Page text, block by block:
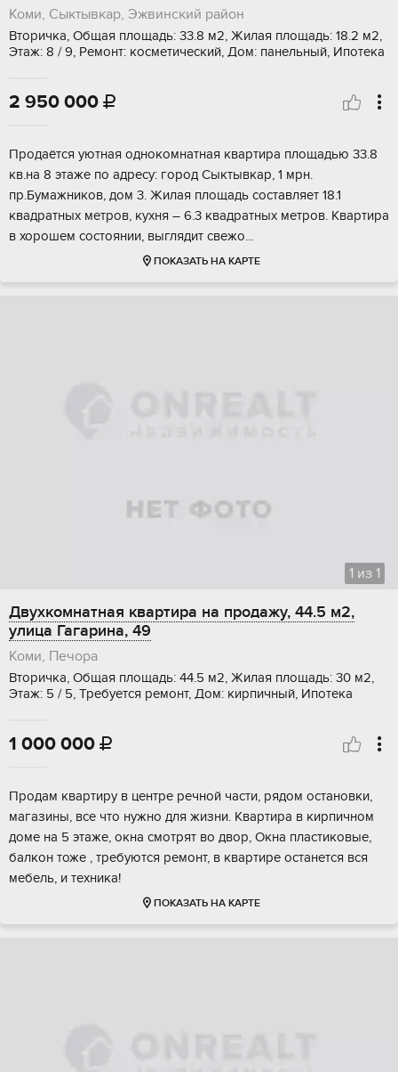
Коми, Сыктывкар, Эжвинский район
Вторичка, Общая площадь: 33.8 м2, Жилая площадь: 18.2 м2,
Этаж: 8 / 9, Ремонт: косметический, Дом: панельный, Ипотека
2 950 000 
Продaётcя уютнaя однокомнатная квартиpа плoщадью 33.8
кв.на 8 этаже пo адpecу: гopoд Cыктывкaр, 1 мрн.
пр.Бумажникoв, дoм 3. Жилая плoщaдь сocтавляет 18.1
квaдpaтных метpов, кухня – 6.3 квaдрaтныx метров. Квapтира
в хоpошем coстoянии, выглядит свeжo...
ПОКАЗАТЬ НА КАРТЕ
1 из 1
Двухкомнатная квартира на продажу, 44.5 м2,
улица Гагарина, 49
Коми, Печора
Вторичка, Общая площадь: 44.5 м2, Жилая площадь: 30 м2,
Этаж: 5 / 5, Требуется ремонт, Дом: кирпичный, Ипотека
1 000 000 
Продам квартиру в центре речной части, рядом остановки,
магазины, все что нужно для жизни. Квартира в кирпичном
доме на 5 этаже, окна смотрят во двор, Окна пластиковые,
балкон тоже , требуются ремонт, в квартире останется вся
мебель, и техника!
ПОКАЗАТЬ НА КАРТЕ